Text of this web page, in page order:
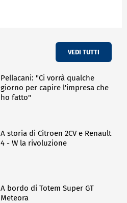
VEDI TUTTI
Pellacani: "Ci vorrà qualche
giorno per capire l'impresa che
ho fatto"
A storia di Citroen 2CV e Renault
4 - W la rivoluzione
A bordo di Totem Super GT
Meteora